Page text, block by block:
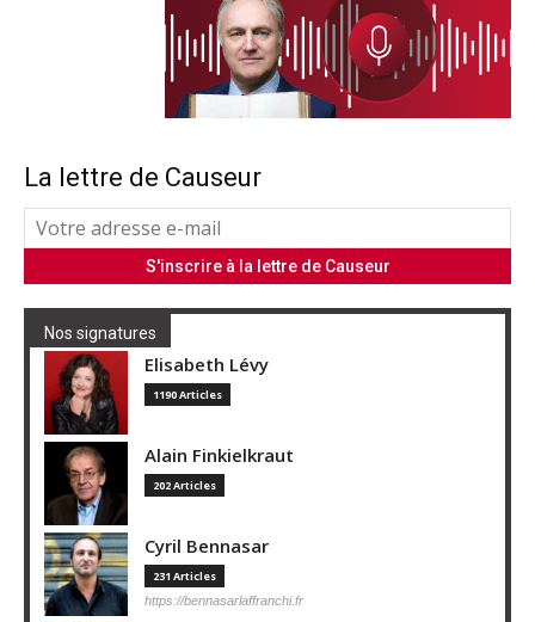
La lettre de Causeur
Nos signatures
Elisabeth Lévy
1190 Articles
Alain Finkielkraut
202 Articles
Cyril Bennasar
231 Articles
https://bennasarlaffranchi.fr